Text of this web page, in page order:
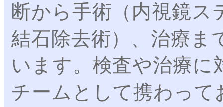
断から手術（内視鏡ス
結石除去術）、治療ま
います。検査や治療
チームとして携わって